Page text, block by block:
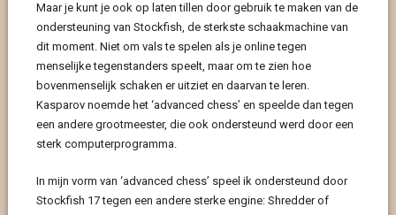
Maar je kunt je ook op laten tillen door gebruik te maken van de
ondersteuning van Stockfish, de sterkste schaakmachine van
dit moment. Niet om vals te spelen als je online tegen
menselijke tegenstanders speelt, maar om te zien hoe
bovenmenselijk schaken er uitziet en daarvan te leren.
Kasparov noemde het ‘advanced chess’ en speelde dan tegen
een andere grootmeester, die ook ondersteund werd door een
sterk computerprogramma.
In mijn vorm van ‘advanced chess’ speel ik ondersteund door
Stockfish 17 tegen een andere sterke engine: Shredder of